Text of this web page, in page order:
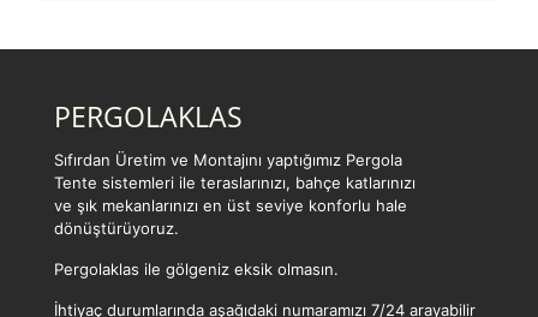
PERGOLAKLAS
Sıfırdan Üretim ve Montajını yaptığımız Pergola
Tente sistemleri ile teraslarınızı, bahçe katlarınızı
ve şık mekanlarınızı en üst seviye konforlu hale
dönüştürüyoruz.
Pergolaklas ile gölgeniz eksik olmasın.
İhtiyaç durumlarında aşağıdaki numaramızı 7/24 arayabilir